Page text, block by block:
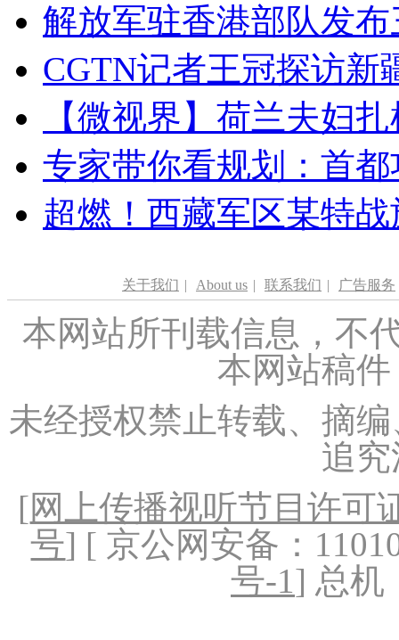
解放军驻香港部队发
CGTN记者王冠探访新
【微视界】荷兰夫妇
专家带你看规划：首
超燃！西藏军区某特
关于我们 | About us | 联系我们 | 广告服务
本网站所刊载信息，不
本网站稿
未经授权禁止转载、摘
追
[网上传播视听节目许可
号] [ 京公网安备：
号-1] 总机